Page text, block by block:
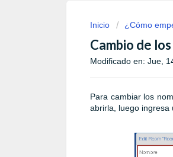
Inicio ¿Cómo
Cambio de
Modificado en: Jue,
Para cambiar los
abrirla, luego ingresa